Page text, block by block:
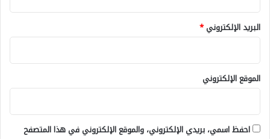
البريد الإلكتروني*
الموقع الإلكتروني
احفظ اسمي، بريدي الإلكتروني، والموقع الإلكتروني في هذا المتصفح